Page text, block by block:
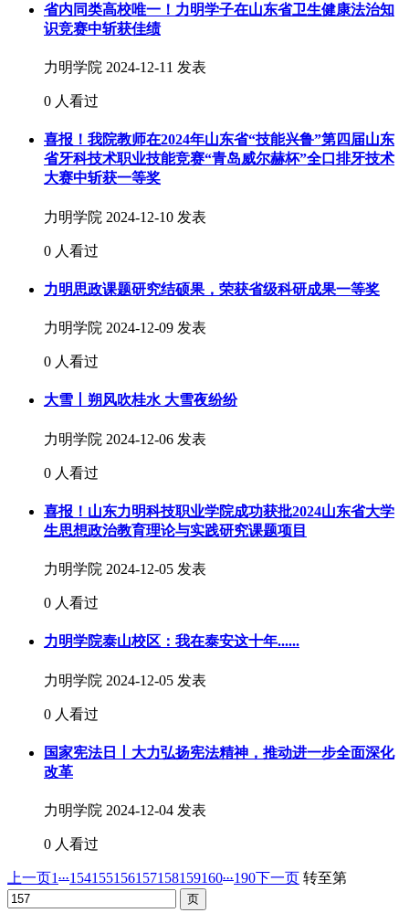
省内同类高校唯一！力明学子在山东省卫生健康法治知
识竞赛中斩获佳绩
力明学院 2024-12-11 发表
0 人看过
喜报！我院教师在2024年山东省“技能兴鲁”第四届山东
省牙科技术职业技能竞赛“青岛威尔赫杯”全口排牙技术
大赛中斩获一等奖
力明学院 2024-12-10 发表
0 人看过
力明思政课题研究结硕果，荣获省级科研成果一等奖
力明学院 2024-12-09 发表
0 人看过
大雪丨朔风吹桂水 大雪夜纷纷
力明学院 2024-12-06 发表
0 人看过
喜报！山东力明科技职业学院成功获批2024山东省大学
生思想政治教育理论与实践研究课题项目
力明学院 2024-12-05 发表
0 人看过
力明学院泰山校区：我在泰安这十年......
力明学院 2024-12-05 发表
0 人看过
国家宪法日丨大力弘扬宪法精神，推动进一步全面深化
改革
力明学院 2024-12-04 发表
0 人看过
上一页1...154155156157158159160...190下一页 转至第